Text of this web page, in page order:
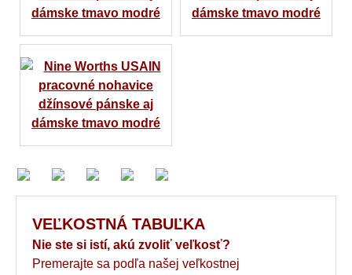
VEĽKOSTNÁ TABUĽKA
Nie ste si istí, akú zvoliť veľkosť?
Premerajte sa podľa našej veľkostnej